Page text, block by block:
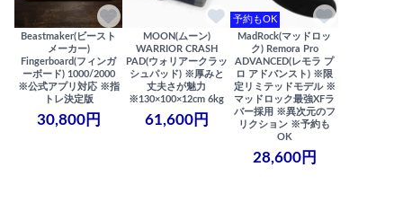
Beastmaker(ビースト
メーカー)
Fingerboard(フィンガ
ーボード) 1000/2000
※公式アプリ対応 ※指
トレ決定版
30,800円
MOON(ムーン)
WARRIOR CRASH
PAD(ウォリアークラッ
シュパッド) ※厚みと
丈夫さが魅力
※130×100×12cm 6kg
61,600円
予約もOK
MadRock(マッドロッ
ク) Remora Pro
ADVANCED(レモラ プ
ロ アドバンスト) ※限
定リミテッドモデル ※
マッドロック最強XFラ
バー採用 ※異次元のフ
リクション ※予約も
OK
28,600円